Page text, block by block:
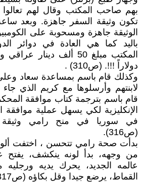
بهم صاحب المكتب وقال لهم
تكون وثيقة السفر جاهزة. وبعد
الوثيقة جاهزة ومسحوبة على
باليد كما هي العادة في دوائر
المكتب مبلغ 50 ألف
دولاراً !!!. (ص310) .
وكذلك قام باسم بمساعدة سعاد
لابنتهم وأرسلوها مع كريم الذي
قام باسم بترجمة كتاب موافقة
الإنكليزية لكي يسهل عملية
في سوريا في منح رامي وثيقة
(ص316).
بدأت صحة رامي تتحسن ، اختفت
من وجهه، بدأ لونه ينكشف، يفتح
عالمه الجديد، يحرك يديه
القماط، يرضع جيدا وقل بكاؤه (ص317).